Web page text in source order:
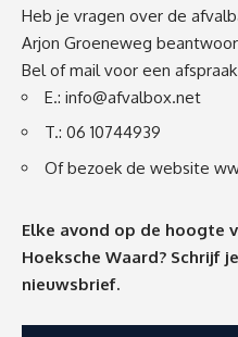
Heb je vragen over de
Arjon Groeneweg
Bel of mail voor een
E.: info@afvalbox.net
T.: 06 10744939
Of bezoek de website
Elke avond op de hoogte
Hoeksche Waard? Schrijf
nieuwsbrief.